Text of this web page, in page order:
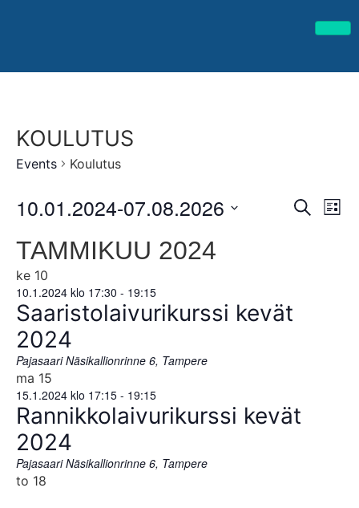
KOULUTUS
Events Koulutus
Search
List
10.01.2024-07.08.2026
date.
TAMMIKUU 2024
ke 10
10.1.2024 klo 17:30 - 19:15
Saaristolaivurikurssi kevät
2024
PajasaariNäsikallionrinne 6, Tampere
ma 15
15.1.2024 klo 17:15- 19:15
Rannikkolaivurikurssi kevät
2024
PajasaariNäsikallionrinne 6, Tampere
to 18